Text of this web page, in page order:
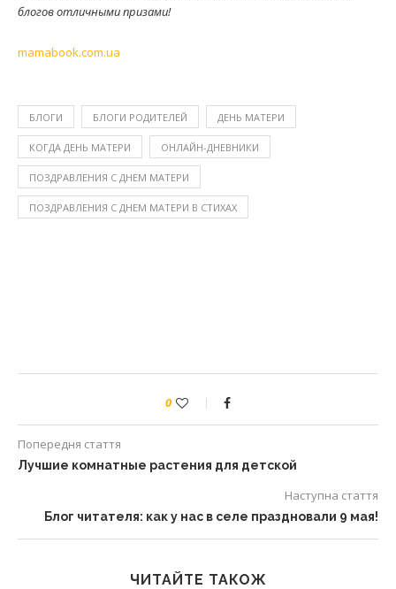
блогов отличными призами!
mamabook.com.ua
БЛОГИ БЛОГИ РОДИТЕЛЕЙ ДЕНЬ МАТЕРИ
КОГДА ДЕНЬ МАТЕРИ ОНЛАЙН-ДНЕВНИКИ
ПОЗДРАВЛЕНИЯ С ДНЕМ МАТЕРИ
ПОЗДРАВЛЕНИЯ С ДНЕМ МАТЕРИ В СТИХАХ
0
Попередня стаття
Лучшие комнатные растения для детской
Наступна стаття
Блог читателя: как у нас в селе праздновали 9 мая!
ЧИТАЙТЕ ТАКОЖ